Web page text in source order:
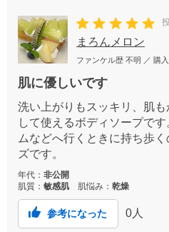
まろんメロン
ファンケル歴 不明 ／ 購
肌に優しいです
洗い上がりもスッキリ、肌
して使えるボディソープで
ムなどへ行くときに持ち歩
ズです。
年代： 非公開
肌質： 敏感肌 肌悩み： 乾燥
参考になった 0 人